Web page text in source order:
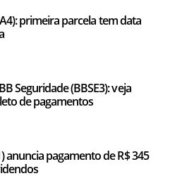
primeira parcela tem data
Seguridade (BBSE3): veja
de pagamentos
anuncia pagamento de R$ 345